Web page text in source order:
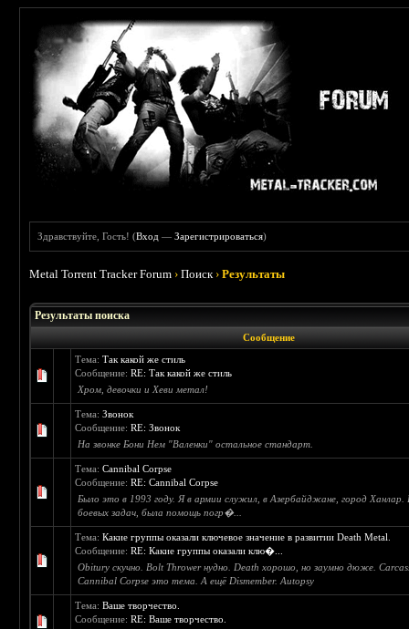
Здравствуйте, Гость! (Вход —Зарегистрироваться)
Metal Torrent Tracker Forum ›Поиск ›Результаты
Результаты поиска
Сообщение
Тема:Так какой же стиль
Сообщение:RE: Так какой же стиль
Хром, девочки и Хеви метал!
Тема:Звонок
Сообщение:RE: Звонок
На звонке Бони Нем "Валенки" остальное стандарт.
Тема:Cannibal Corpse
Сообщение:RE: Cannibal Corpse
Было это в 1993 году. Я в армии служил, в Азербайджане, город Ханлар.
боевых задач, была помощь погр�...
Тема:Какие группы оказали ключевое значение в развитии Death Metal.
Сообщение:RE: Какие группы оказали клю�...
Obitury скучно. Bolt Thrower нудно. Death хорошо, но заумно дюже.
Cannibal Corpse это тема. А ещё Dismember. Autopsy
Тема:Ваше творчество.
Сообщение:RE: Ваше творчество.